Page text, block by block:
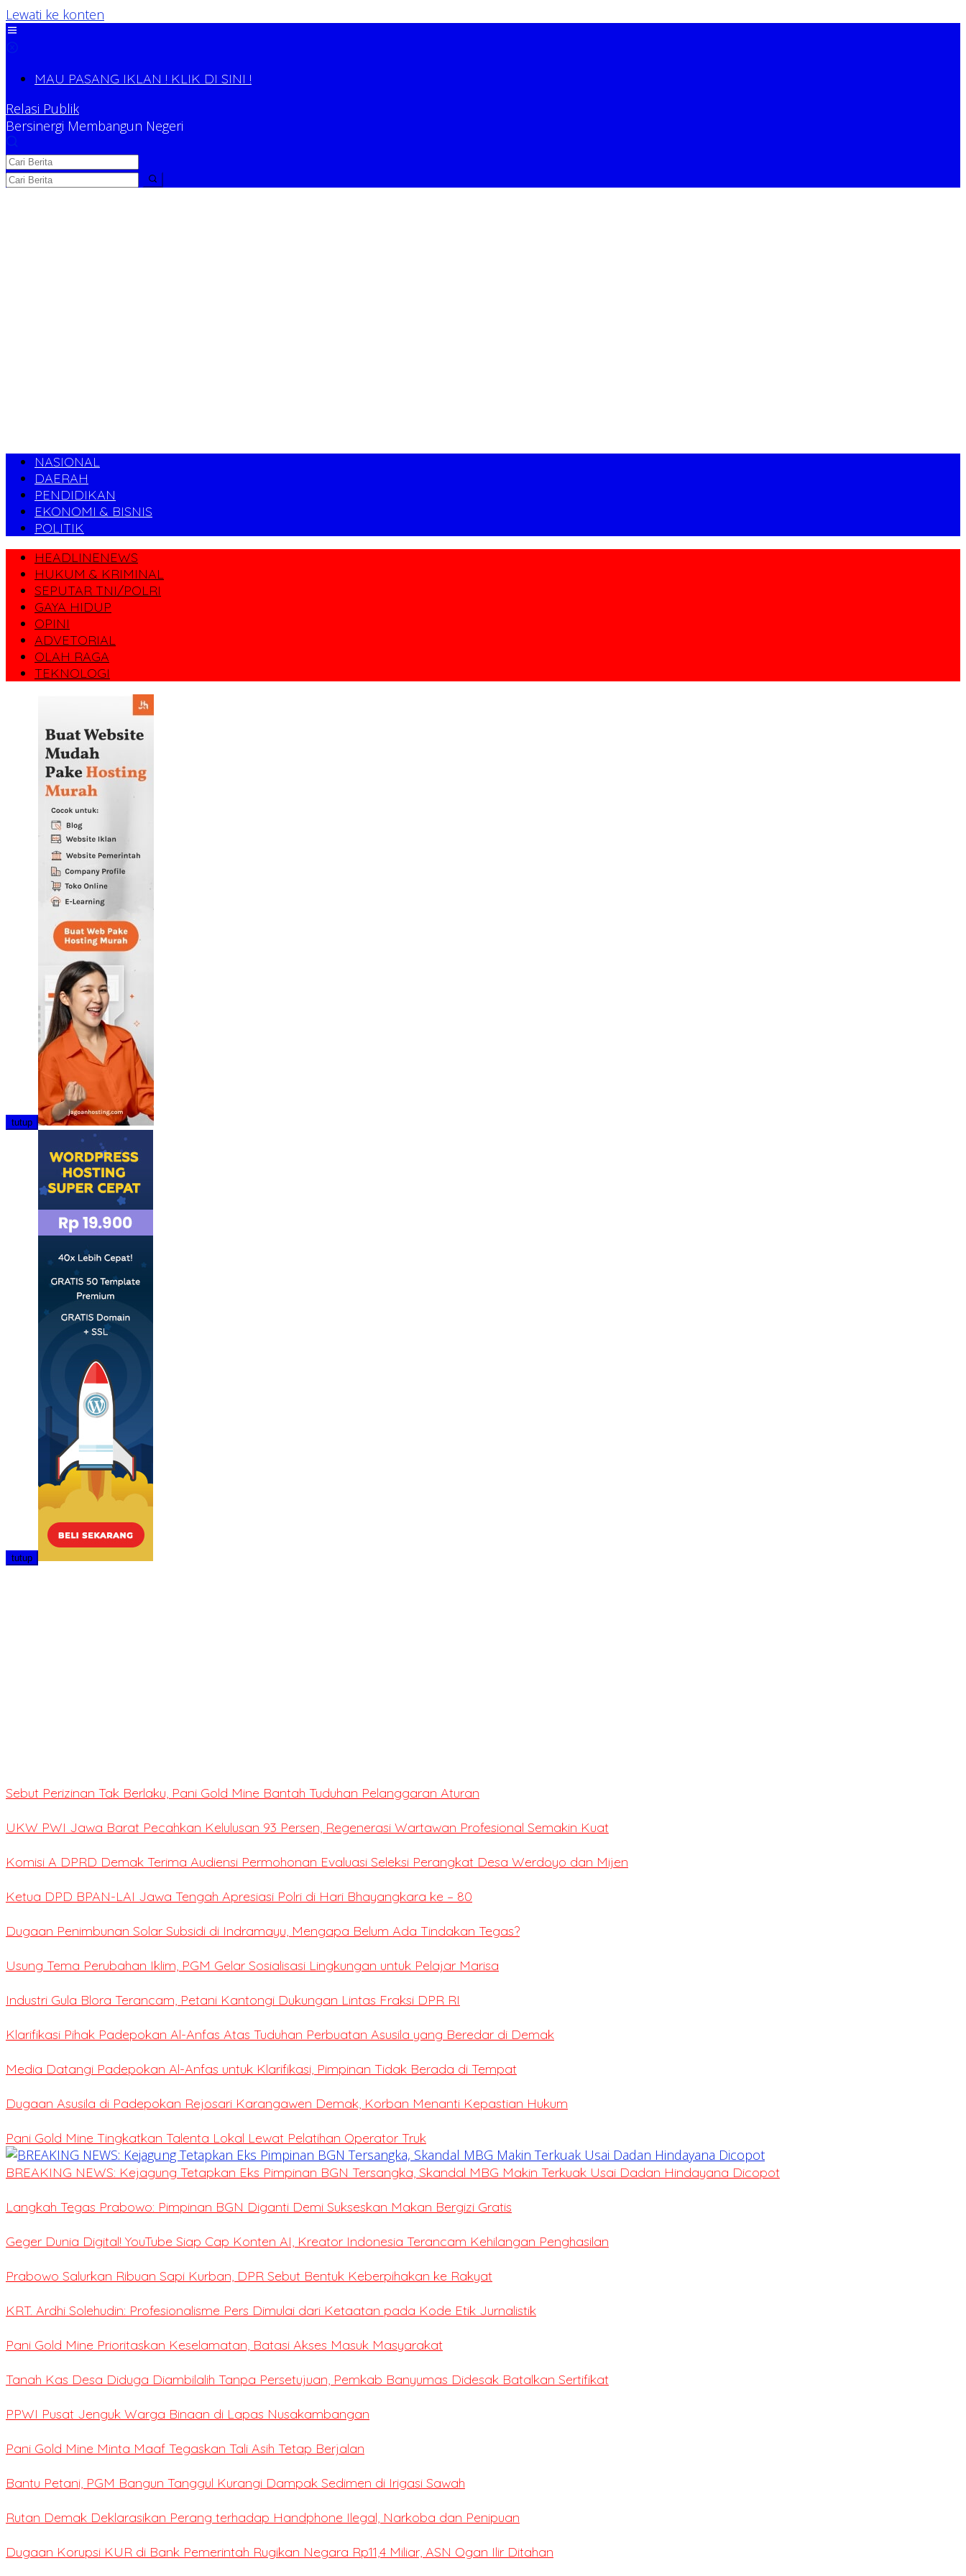
Lewati ke konten
MAU PASANG IKLAN ! KLIK DI SINI !
Relasi Publik
Bersinergi Membangun Negeri
NASIONAL
DAERAH
PENDIDIKAN
EKONOMI & BISNIS
POLITIK
HEADLINENEWS
HUKUM & KRIMINAL
SEPUTAR TNI/POLRI
GAYA HIDUP
OPINI
ADVETORIAL
OLAH RAGA
TEKNOLOGI
tutup
tutup
Sebut Perizinan Tak Berlaku, Pani Gold Mine Bantah Tuduhan Pelanggaran Aturan
UKW PWI Jawa Barat Pecahkan Kelulusan 93 Persen, Regenerasi Wartawan Profesional Semakin Kuat
Komisi A DPRD Demak Terima Audiensi Permohonan Evaluasi Seleksi Perangkat Desa Werdoyo dan Mijen
Ketua DPD BPAN-LAI Jawa Tengah Apresiasi Polri di Hari Bhayangkara ke – 80
Dugaan Penimbunan Solar Subsidi di Indramayu, Mengapa Belum Ada Tindakan Tegas?
Usung Tema Perubahan Iklim, PGM Gelar Sosialisasi Lingkungan untuk Pelajar Marisa
Industri Gula Blora Terancam, Petani Kantongi Dukungan Lintas Fraksi DPR RI
Klarifikasi Pihak Padepokan Al-Anfas Atas Tuduhan Perbuatan Asusila yang Beredar di Demak
Media Datangi Padepokan Al-Anfas untuk Klarifikasi, Pimpinan Tidak Berada di Tempat
Dugaan Asusila di Padepokan Rejosari Karangawen Demak, Korban Menanti Kepastian Hukum
Pani Gold Mine Tingkatkan Talenta Lokal Lewat Pelatihan Operator Truk
BREAKING NEWS: Kejagung Tetapkan Eks Pimpinan BGN Tersangka, Skandal MBG Makin Terkuak Usai Dadan Hindayana Dicopot
Langkah Tegas Prabowo: Pimpinan BGN Diganti Demi Sukseskan Makan Bergizi Gratis
Geger Dunia Digital! YouTube Siap Cap Konten AI, Kreator Indonesia Terancam Kehilangan Penghasilan
Prabowo Salurkan Ribuan Sapi Kurban, DPR Sebut Bentuk Keberpihakan ke Rakyat
KRT. Ardhi Solehudin: Profesionalisme Pers Dimulai dari Ketaatan pada Kode Etik Jurnalistik
Pani Gold Mine Prioritaskan Keselamatan, Batasi Akses Masuk Masyarakat
Tanah Kas Desa Diduga Diambilalih Tanpa Persetujuan, Pemkab Banyumas Didesak Batalkan Sertifikat
PPWI Pusat Jenguk Warga Binaan di Lapas Nusakambangan
Pani Gold Mine Minta Maaf Tegaskan Tali Asih Tetap Berjalan
Bantu Petani, PGM Bangun Tanggul Kurangi Dampak Sedimen di Irigasi Sawah
Rutan Demak Deklarasikan Perang terhadap Handphone Ilegal, Narkoba dan Penipuan
Dugaan Korupsi KUR di Bank Pemerintah Rugikan Negara Rp11,4 Miliar, ASN Ogan Ilir Ditahan